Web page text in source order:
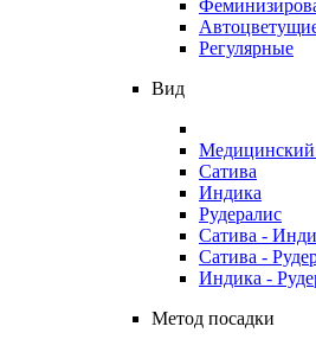
Регулярные
Вид
Медицинский
Сатива
Индика
Рудералис
Сатива -
Сатива -
Индика -
Метод посадки